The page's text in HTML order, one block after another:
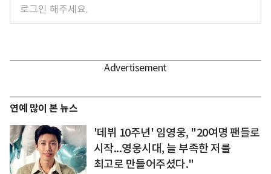
연예 많이 본 뉴스
'데뷔 10주년' 임영웅, "20여명 팬들로
시작...영웅시대, 늘 부족한 저를
최고로 만들어주셨다."